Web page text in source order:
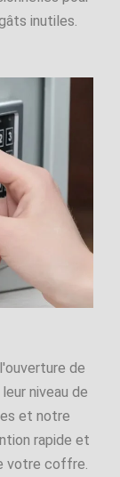
inutiles.
de
niveau de
et notre
rapide et
votre coffre.